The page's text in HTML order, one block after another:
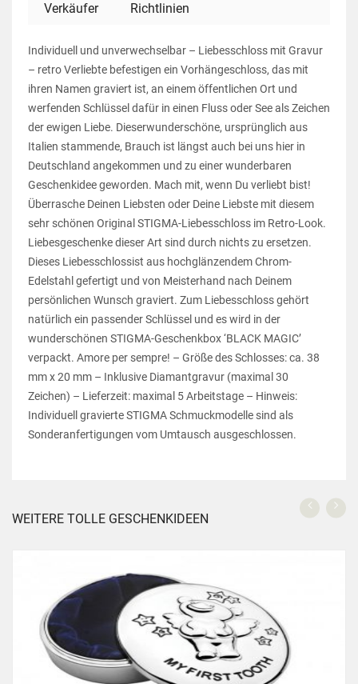
Verkäufer Richtlinien
Individuell und unverwechselbar – Liebesschloss mit Gravur
– retro Verliebte befestigen ein Vorhängeschloss, das mit
ihren Namen graviert ist, an einem öffentlichen Ort und
werfenden Schlüssel dafür in einen Fluss oder See als Zeichen
der ewigen Liebe. Dieserwunderschöne, ursprünglich aus
Italien stammende, Brauch ist längst auch bei uns hier in
Deutschland angekommen und zu einer wunderbaren
Geschenkidee geworden. Mach mit, wenn Du verliebt bist!
Überrasche Deinen Liebsten oder Deine Liebste mit diesem
sehr schönen Original STIGMA-Liebesschloss im Retro-Look.
Liebesgeschenke dieser Art sind durch nichts zu ersetzen.
Dieses Liebesschlossist aus hochglänzendem Chrom-
Edelstahl gefertigt und von Meisterhand nach Deinem
persönlichen Wunsch graviert. Zum Liebesschloss gehört
natürlich ein passender Schlüssel und es wird in der
wunderschönen STIGMA-Geschenkbox ‘BLACK MAGIC’
verpackt. Amore per sempre! – Größe des Schlosses: ca. 38
mm x 20 mm – Inklusive Diamantgravur (maximal 30
Zeichen) – Lieferzeit: maximal 5 Arbeitstage – Hinweis:
Individuell gravierte STIGMA Schmuckmodelle sind als
Sonderanfertigungen vom Umtausch ausgeschlossen.
WEITERE TOLLE GESCHENKIDEEN